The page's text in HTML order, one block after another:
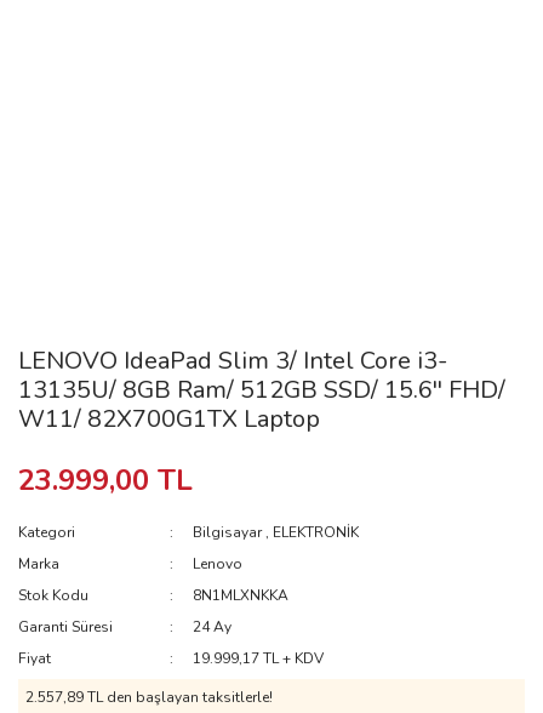
LENOVO IdeaPad Slim 3/ Intel Core i3-
13135U/ 8GB Ram/ 512GB SSD/ 15.6'' FHD/
W11/ 82X700G1TX Laptop
23.999,00 TL
Kategori Bilgisayar, ELEKTRONİK
Marka
Lenovo
Stok Kodu
8N1MLXNKKA
Garanti Süresi
24 Ay
Fiyat
19.999,17 TL + KDV
2.557,89 TLden başlayan taksitlerle!